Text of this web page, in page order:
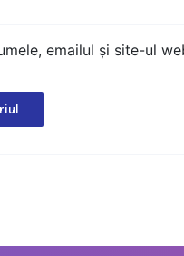
emailul și site-ul